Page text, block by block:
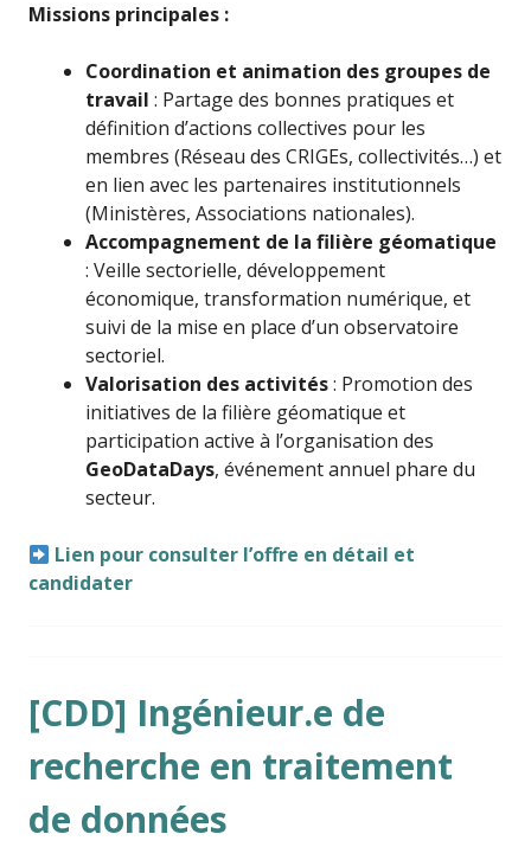
Missions principales :
Coordination et animation des groupes de
travail : Partage des bonnes pratiques et
définition d’actions collectives pour les
membres (Réseau des CRIGEs, collectivités…) et
en lien avec les partenaires institutionnels
(Ministères, Associations nationales).
Accompagnement de la filière géomatique
: Veille sectorielle, développement
économique, transformation numérique, et
suivi de la mise en place d’un observatoire
sectoriel.
Valorisation des activités: Promotion des
initiatives de la filière géomatique et
participation active à l’organisation des
GeoDataDays, événement annuel phare du
secteur.
Lien pour consulter l’offre en détail et
candidater
[CDD] Ingénieur.e de
recherche en traitement
de données